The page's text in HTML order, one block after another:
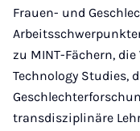
Frauen- und
zu MINT-Fächern,
Technology Studies,
transdisziplinäre